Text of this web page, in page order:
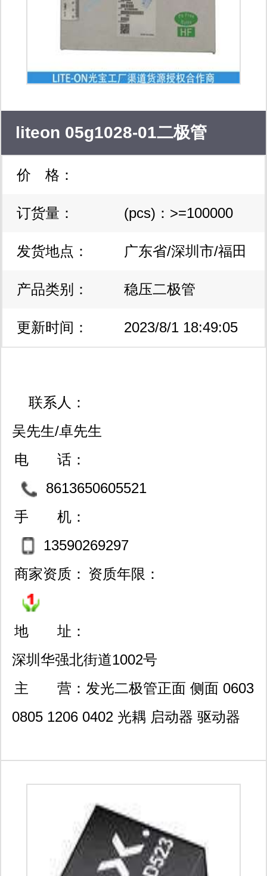
进出口及相关配套业务”。
liteon 05g1028-01二极管
价 格：
订货量： (pcs)：>=100000
发货地点： 广东省/深圳市/福田
区
产品类别： 稳压二极管
更新时间： 2023/8/1 18:49:05
联系人：
吴先生/卓先生
电 话：
8613650605521
手 机：
13590269297
商家资质： 资质年限：
地 址：
深圳华强北街道1002号
（赛格广场68楼6809a）
主 营： 发光二极管正面 侧面 0603
0805 1206 0402 光耦 启动器 驱动器
817 816 814 moc3020 moc3021
moc3023 moc3052 moc3063
moc3083 ltv-352t ltv-354t ltv-356t ltv-